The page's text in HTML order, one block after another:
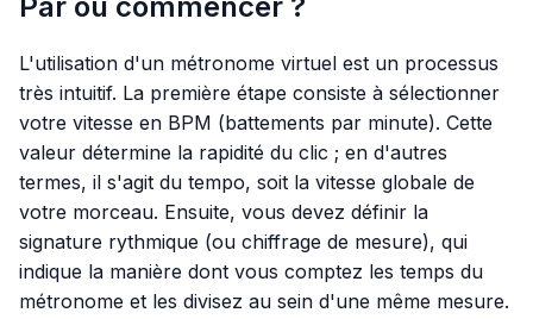
L'utilisation d'un métronome virtuel est un processus
très intuitif. La première étape consiste à sélectionner
votre vitesse en BPM (battements par minute). Cette
valeur détermine la rapidité du clic ; en d'autres
termes, il s'agit du tempo, soit la vitesse globale de
votre morceau. Ensuite, vous devez définir la
signature rythmique (ou chiffrage de mesure), qui
indique la manière dont vous comptez les temps du
métronome et les divisez au sein d'une même mesure.